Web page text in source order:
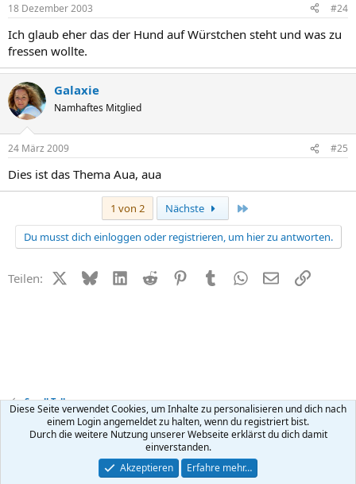
18 Dezember 2003 #24
Ich glaub eher das der Hund auf Würstchen steht und was zu
fressen wollte.
Galaxie
Namhaftes Mitglied
24 März 2009 #25
Dies ist das Thema Aua, aua
1 von 2 Nächste
Du musst dich einloggen oder registrieren, um hier zu antworten.
Teilen: X (Twitter)
BlueskyLinkedIn
Reddit PinterestTumblr WhatsApp
E-MailLink
Small Talk
Kontakt Nutzungsbedingungen Datenschutz Hilfe
R
Community platform by XenForo ® © 2010-2026 XenForo Ltd.
Diese Seite verwendet Cookies, um Inhalte zu personalisieren und dich nach
einem Login angemeldet zu halten, wenn du registriert bist.
Durch die weitere Nutzung unserer Webseite erklärst du dich damit
einverstanden.
Akzeptieren
Erfahre mehr…